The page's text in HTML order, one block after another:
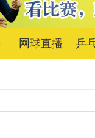
网球直播 乒